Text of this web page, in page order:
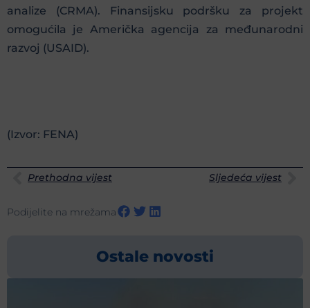
analize (CRMA). Finansijsku podršku za projekt
omogućila je Američka agencija za međunarodni
razvoj (USAID).
(Izvor: FENA)
Prethodna vijest Sljedeća vijest
Podijelite na mrežama
Ostale novosti